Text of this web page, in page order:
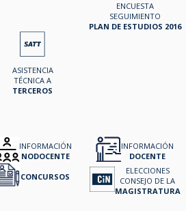
ENCUESTA
SEGUIMIENTO
PLAN DE ESTUDIOS 2016
ASISTENCIA
TÉCNICA A
TERCEROS
INFORMACIÓN
NODOCENTE
INFORMACIÓN
DOCENTE
CONCURSOS
ELECCIONES
CONSEJO DE LA
MAGISTRATURA